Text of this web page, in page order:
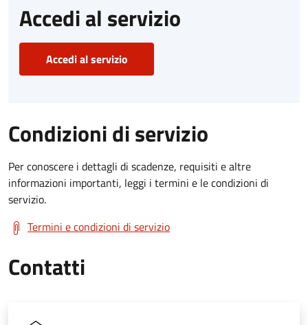
Accedi al servizio
Accedi al servizio
Condizioni di servizio
Per conoscere i dettagli di scadenze, requisiti e altre
informazioni importanti, leggi i termini e le condizioni di
servizio.
Termini e condizioni di servizio
Contatti